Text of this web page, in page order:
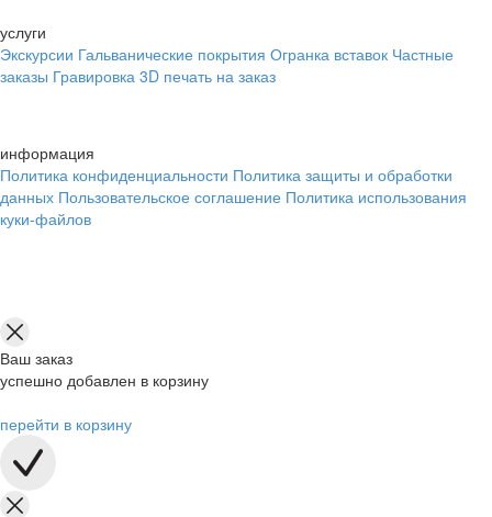
услуги
Экскурсии Гальванические покрытия Огранка вставок Частные
заказы Гравировка 3D печать на заказ
информация
Политика конфиденциальности Политика защиты и обработки
данных Пользовательское соглашение Политика использования
куки-файлов
Ваш заказ
успешно добавлен в корзину
перейти в корзину